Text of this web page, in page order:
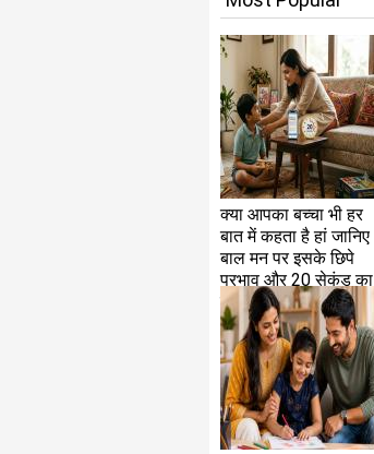
क्या आपका बच्चा भी हर
बात में कहता है हां जानिए
बाल मन पर इसके छिपे
प्रभाव और 20 सेकंड का
जादुई नियम